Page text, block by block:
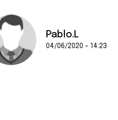
Pablo.L
04/06/2020 - 14:23